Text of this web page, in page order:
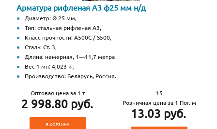
Арматура рифленая А3 ф25 мм н/д
Диаметр: Ø 25 мм,
Тип: стальная рифленая А3,
Класс прочности: А500С / S500,
Сталь: Ст. 3,
Длина: немерная, 1—11,7 метра
Вес 1 мп: 4,023 кг,
Производство: Беларусь, Россия.
Оптовая цена за 1 т
2 998.80 руб.
В КОРЗИНУ
15
Розничная цена за 1 Пог. м
13.03 руб.